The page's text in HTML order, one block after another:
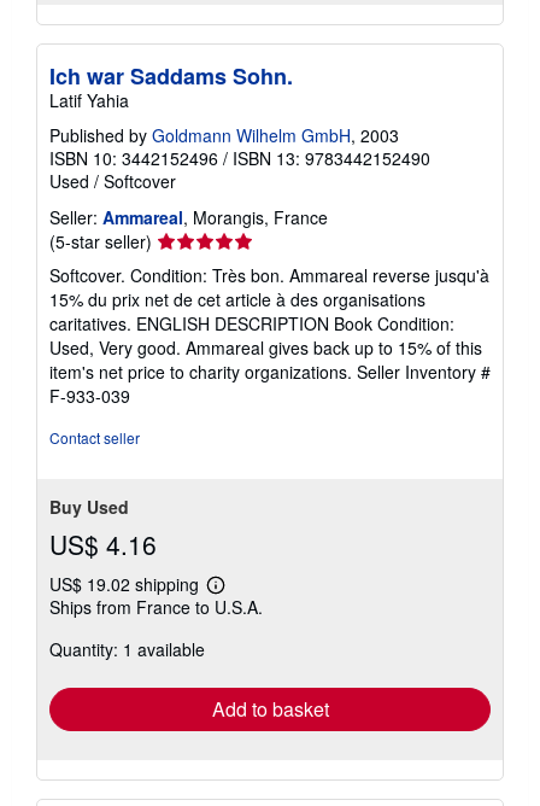
Ich war Saddams Sohn.
Latif Yahia
Published by Goldmann Wilhelm GmbH, 2003
ISBN 10: 3442152496 / ISBN 13: 9783442152490
Used / Softcover
Seller: Ammareal, Morangis, France
(5-star seller) Seller
rating
5
out
of
5
stars
Softcover. Condition: Très bon. Ammareal reverse jusqu'à
15% du prix net de cet article à des organisations
caritatives. ENGLISH DESCRIPTION Book Condition:
Used, Very good. Ammareal gives back up to 15% of this
item's net price to charity organizations. Seller Inventory #
F-933-039
Contact seller
Buy Used
US$ 4.16
US$ 19.02 shipping
Learn
more
Ships from France to U.S.A.
Quantity: 1 available
Add to basket